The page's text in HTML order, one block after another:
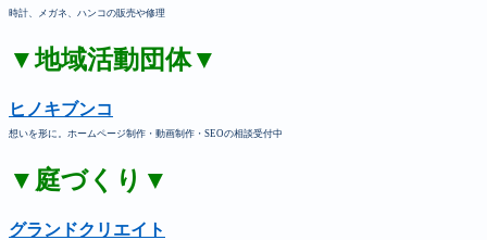
時計、メガネ、ハンコの販売や修理
▼地域活動団体▼
ヒノキブンコ
想いを形に。ホームページ制作・動画制作・SEOの相談受付中
▼庭づくり▼
グランドクリエイト